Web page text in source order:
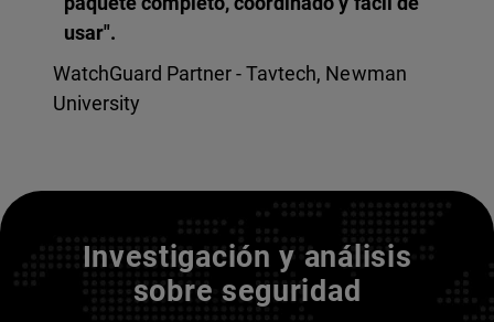
usar".
WatchGuard Partner - Tavtech, Newman
University
Investigación y análisis
sobre seguridad